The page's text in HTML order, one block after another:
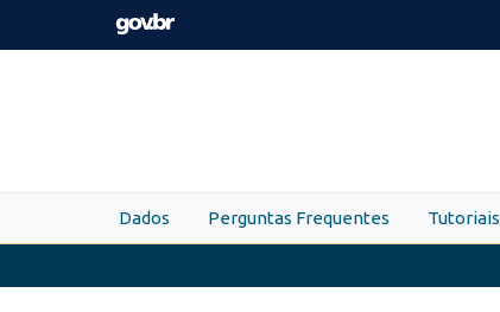
Skip to main content
Dados Perguntas Frequentes Tutoriais